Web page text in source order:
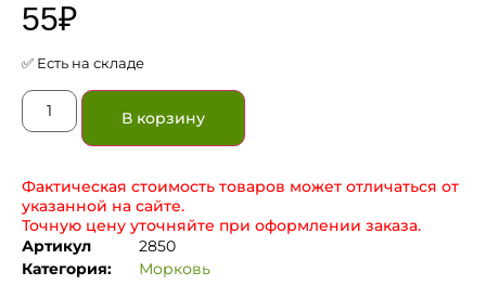
55₽
✅ Есть на складе
В корзину
Фактическая стоимость товаров может отличаться от
указанной на сайте.
Точную цену уточняйте при оформлении заказа.
Артикул
2850
Категория:
Морковь